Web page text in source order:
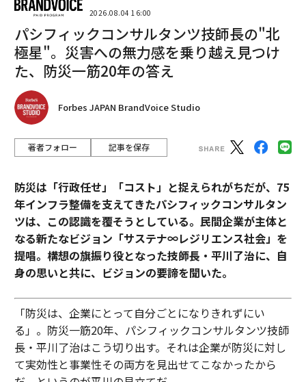
2026.08.04 16:00
パシフィックコンサルタンツ技師長の"北
極星"。災害への無力感を乗り越え見つけ
た、防災一筋20年の答え
Forbes JAPAN BrandVoice Studio
著者フォロー 記事を保存
防災は「行政任せ」「コスト」と捉えられがちだが、75
年インフラ整備を支えてきたパシフィックコンサルタン
ツは、この認識を覆そうとしている。民間企業が主体と
なる新たなビジョン「サステナ∞レジリエンス社会」を
提唱。構想の旗振り役となった技師長・平川了治に、自
身の思いと共に、ビジョンの要諦を聞いた。
「防災は、企業にとって自分ごとになりきれずにい
る」。防災一筋20年、パシフィックコンサルタンツ技師
長・平川了治はこう切り出す。それは企業が防災に対し
て実効性と事業性その両方を見出せてこなかったから